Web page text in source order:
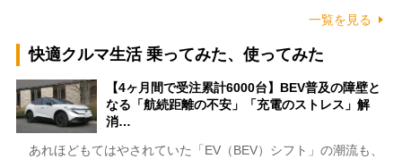
一覧を見る
快適クルマ生活 乗ってみた、使ってみた
【4ヶ月間で受注累計6000台】BEV普及の障壁と
なる「航続距離の不安」「充電のストレス」解
消…
あれほどもてはやされていた「EV（BEV）シフト」の潮流も、